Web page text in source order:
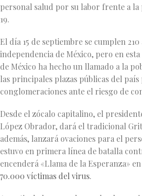
personal salud por su labor frente a la
19.
El día 15 de septiembre se cumplen 210
independencia de México, pero en
de México ha hecho un llamado a la
las principales plazas públicas del
conglomeraciones ante el riesgo de
Desde el zócalo capitalino, el
López Obrador, dará el tradicional
además, lanzará ovaciones para el
estuvo en primera línea de batalla
encenderá «Llama de la Esperanza»
70.000 víctimas del virus.